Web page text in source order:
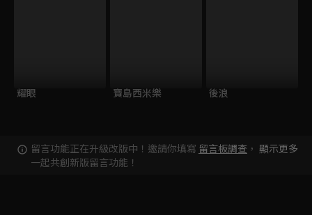
耀眼 寶島西米樂 後浪
留言功能正在升級改版中！邀請你填寫 留言板調查 ，
一起共創新版留言功能！
顯示更多